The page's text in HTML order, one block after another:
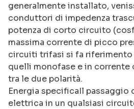
generalmente installato,
conduttori di impedenza
potenza di corto circuito
massima corrente di picco
circuiti trifasi si fa riferimento
quelli monofase e in corrente
tra le due polarità.
Energia specificaIl passaggio
elettrica in un qualsiasi